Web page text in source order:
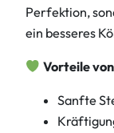
Perfektion,
ein besseres
Vorteile
Sanfte